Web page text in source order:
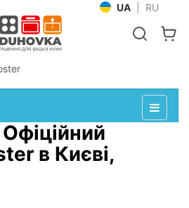
UA RU
Офіційний
в Києві,